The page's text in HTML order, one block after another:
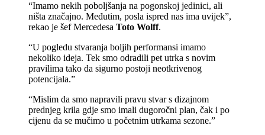
“Imamo nekih poboljšanja na pogonskoj jedinici, ali
ništa značajno. Međutim, posla ispred nas ima uvijek”,
rekao je šef Mercedesa Toto Wolff.
“U pogledu stvaranja boljih performansi imamo
nekoliko ideja. Tek smo odradili pet utrka s novim
pravilima tako da sigurno postoji neotkrivenog
potencijala.”
“Mislim da smo napravili pravu stvar s dizajnom
prednjeg krila gdje smo imali dugoročni plan, čak i po
cijenu da se mučimo u početnim utrkama sezone.”